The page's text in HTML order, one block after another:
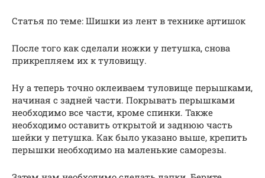
Статья по теме: Шишки из лент в технике артишок
После того как сделали ножки у петушка, снова
прикрепляем их к туловищу.
Ну а теперь точно оклеиваем туловище перышками,
начиная с задней части. Покрывать перышками
необходимо все части, кроме спинки. Также
необходимо оставить открытой и заднюю часть
шейки у петушка. Как было указано выше, крепить
перышки необходимо на маленькие саморезы.